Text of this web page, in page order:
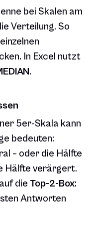
bei Skalen am
Verteilung. So
In Excel nutzt
.
5er-Skala kann
bedeuten:
– oder die Hälfte
Hälfte verärgert.
die Top-2-Box:
Antworten